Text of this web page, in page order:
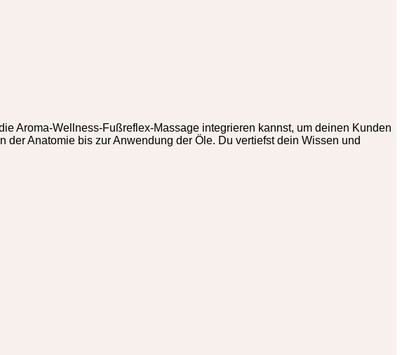
Aroma-Wellness-Fußreflex-Massage integrieren kannst, um deinen Kunden
Anatomie bis zur Anwendung der Öle. Du vertiefst dein Wissen und